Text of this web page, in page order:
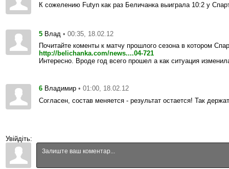
К сожелению Futyn как раз Беличанка выиграла 10:2 у
5 Влад • 00:35, 18.02.12
Почитайте коменты к матчу прошлого сезона в котором
http://belichanka.com/news....04-721
Интересно. Вроде год всего прошел а как ситуация
6 Владимир • 01:00, 18.02.12
Согласен, состав меняется - результат остается! Так
Увійдіть: